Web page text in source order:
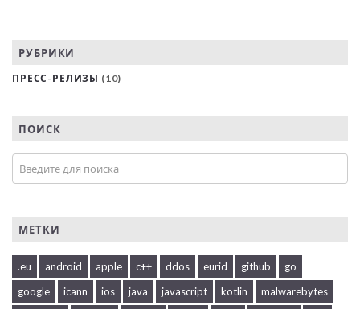
РУБРИКИ
ПРЕСС-РЕЛИЗЫ (10)
ПОИСК
МЕТКИ
.eu android apple c++ ddos eurid github
go
google
icann ios java javascript kotlin
malwarebytes